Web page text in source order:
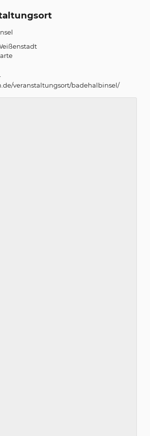
veranstaltungsort/badehalbinsel/